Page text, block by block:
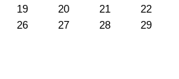
19 20 21
22
26 27 28
29